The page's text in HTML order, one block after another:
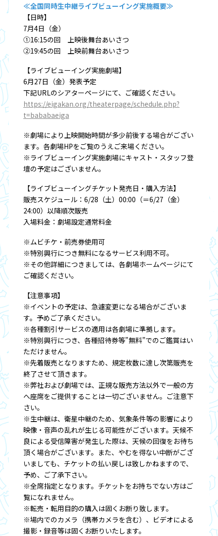
≪全国同時生中継ライブビューイング実施概要≫
【日時】
7月4日（金）
①16:15の回 上映後舞台あいさつ
②19:45の回 上映前舞台あいさつ
【ライブビューイング実施劇場】
6月27日（金）発表予定
下記URLのシアターページにて、ご確認ください。
https://eigakan.org/theaterpage/schedule.php?
t=bababaeiga
※劇場により上映開始時間が多少前後する場合がござい
ます。各劇場HPをご覧のうえご来場ください。
※ライブビューイング実施劇場にキャスト・スタッフ登
壇の予定はございません。
【ライブビューイングチケット発売日・購入方法】
販売スケジュール：6/28（土）00:00（＝6/27（金）
24:00）以降順次販売
入場料金：劇場設定通常料金
※ムビチケ・前売券使用可
※特別興行につき無料になるサービス利用不可。
※その他詳細につきましては、各劇場ホームページにて
ご確認ください。
【注意事項】
※イベントの予定は、急遽変更になる場合がございま
す。予めご了承ください。
※各種割引サービスの適用は各劇場に準拠します。
※特別興行につき、各種招待券等”無料”でのご鑑賞はい
ただけません。
※先着販売となりますため、規定枚数に達し次第販売を
終了させて頂きます。
※弊社および劇場では、正規な販売方法以外で一般の方
へ座席をご提供することは一切ございません。ご注意下
さい。
※生中継は、衛星中継のため、気象条件等の影響により
映像・音声の乱れが生じる可能性がございます。天候不
良による受信障害が発生した際は、天候の回復をお待ち
頂く場合がございます。また、やむを得ない中断がござ
いましても、チケットの払い戻しは致しかねますので、
予め、ご了承下さい。
※全席指定となります。チケットをお持ちでない方はご
覧になれません。
※転売・転用目的の購入は固くお断り致します。
※場内でのカメラ（携帯カメラを含む）、ビデオによる
撮影・録音等は固くお断りいたします。